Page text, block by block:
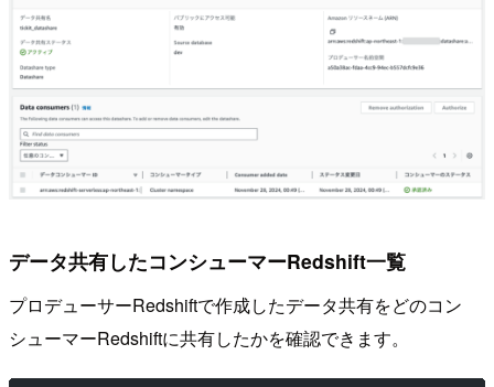
データ共有したコンシューマーRedshift一覧
プロデューサーRedshiftで作成したデータ共有をどのコン
シューマーRedshiftに共有したかを確認できます。